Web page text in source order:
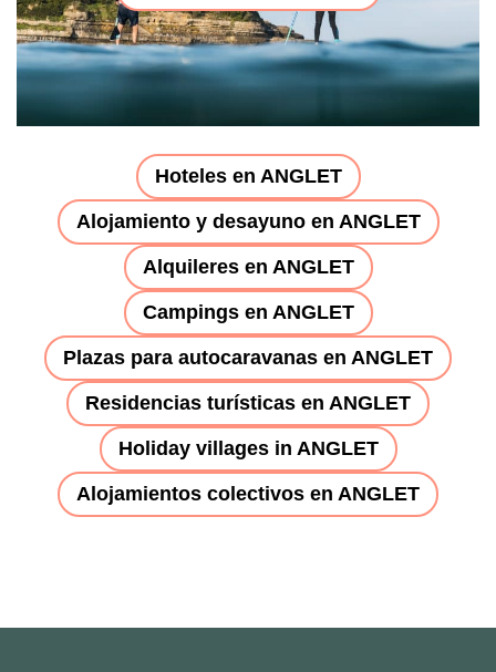
Hoteles en ANGLET
Alojamiento y desayuno en ANGLET
Alquileres en ANGLET
Campings en ANGLET
Plazas para autocaravanas en ANGLET
Residencias turísticas en ANGLET
Holiday villages in ANGLET
Alojamientos colectivos en ANGLET